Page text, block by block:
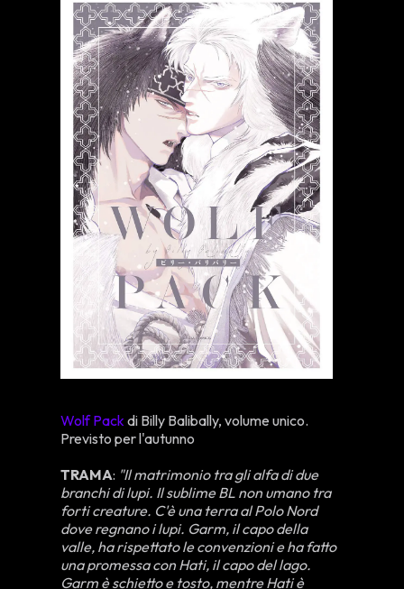
Wolf Pack di Billy Balibally, volume unico.
Previsto per l'autunno
TRAMA: "Il matrimonio tra gli alfa di due
branchi di lupi. Il sublime BL non umano tra
forti creature. C'è una terra al Polo Nord
dove regnano i lupi. Garm, il capo della
valle, ha rispettato le convenzioni e ha fatto
una promessa con Hati, il capo del lago.
Garm è schietto e tosto, mentre Hati è